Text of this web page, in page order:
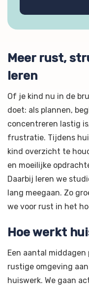
Meer rust,
leren
Of je kind nu in de
doet: als plannen,
concentreren lastig
frustratie. Tijdens
kind overzicht te
en moeilijke
Daarbij leren we
lang meegaan. Zo
we voor rust in het
Hoe werkt
Een aantal
rustige omgeving
huiswerk. We gaan